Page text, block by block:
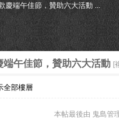
慶端午佳節，贊助六大活動 ...
端午佳節，贊助六大活動 [
全部樓層
本帖最後由 鬼島管